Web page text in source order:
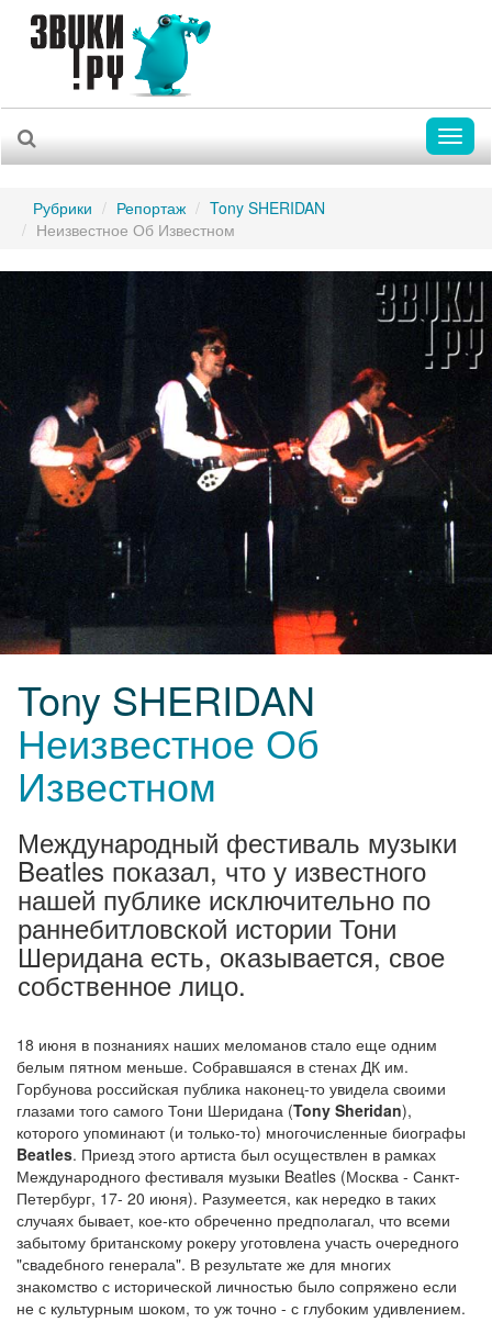
Рубрики Репортаж
Tony SHERIDAN
Неизвестное Об Известном
Tony SHERIDAN
Неизвестное Об
Известном
Международный фестиваль музыки
Beatles показал, что у известного
нашей публике исключительно по
раннебитловской истории Тони
Шеридана есть, оказывается, свое
собственное лицо.
18 июня в познаниях наших меломанов стало еще одним
белым пятном меньше. Собравшаяся в стенах ДК им.
Горбунова российская публика наконец-то увидела своими
глазами того самого Тони Шеридана (Tony Sheridan),
которого упоминают (и только-то) многочисленные биографы
Beatles. Приезд этого артиста был осуществлен в рамках
Международного фестиваля музыки Beatles (Москва - Санкт-
Петербург, 17- 20 июня). Разумеется, как нередко в таких
случаях бывает, кое-кто обреченно предполагал, что всеми
забытому британскому рокеру уготовлена участь очередного
"свадебного генерала". В результате же для многих
знакомство с исторической личностью было сопряжено если
не с культурным шоком, то уж точно - с глубоким удивлением.